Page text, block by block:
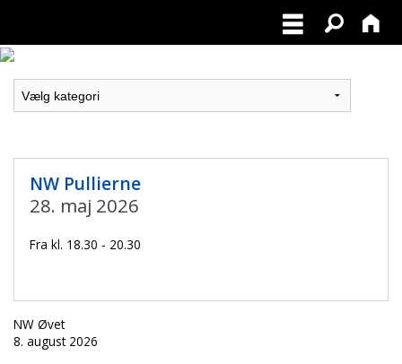
NW Pullierne
28. maj 2026
Fra kl. 18.30 - 20.30
NW Øvet
8. august 2026